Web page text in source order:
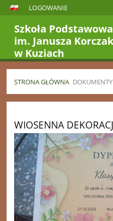
LOGOWANIE
Szkoła Podstawowa
im. Janusza
w Kuziach
STRONA GŁÓWNA
WIOSENNA